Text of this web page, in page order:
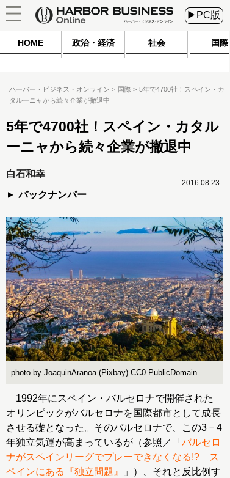
▶PC版
HOME 政治・経済 社会 国際
ハーバー・ビジネス・オンライン 国際
5年で4700社！スペイン・カ
タルーニャから続々企業が撤退中
5年で4700社！スペイン・カタル
ーニャから続々企業が撤退中
白石和幸
バックナンバー
2016.08.23
photo by JoaquinAranoa (Pixbay) CC0 PublicDomain
1992年にスペイン・バルセロナで開催された
オリンピックがバルセロナを国際都市として成長
させる礎となった。そのバルセロナで、この3－4
年独立気運が高まっているが（参照／「 バルセロ
ナがスペインリーグでプレーできなくなる!? ス
ペインにある『独立問題』
」）、それと反比例す